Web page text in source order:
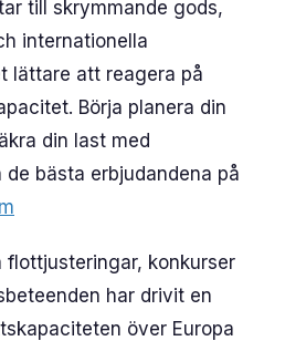
till skrymmande gods,
internationella
lättare att reagera på
Börja planera din
din last med
de bästa erbjudandena på
flottjusteringar, konkurser
har drivit en
över Europa